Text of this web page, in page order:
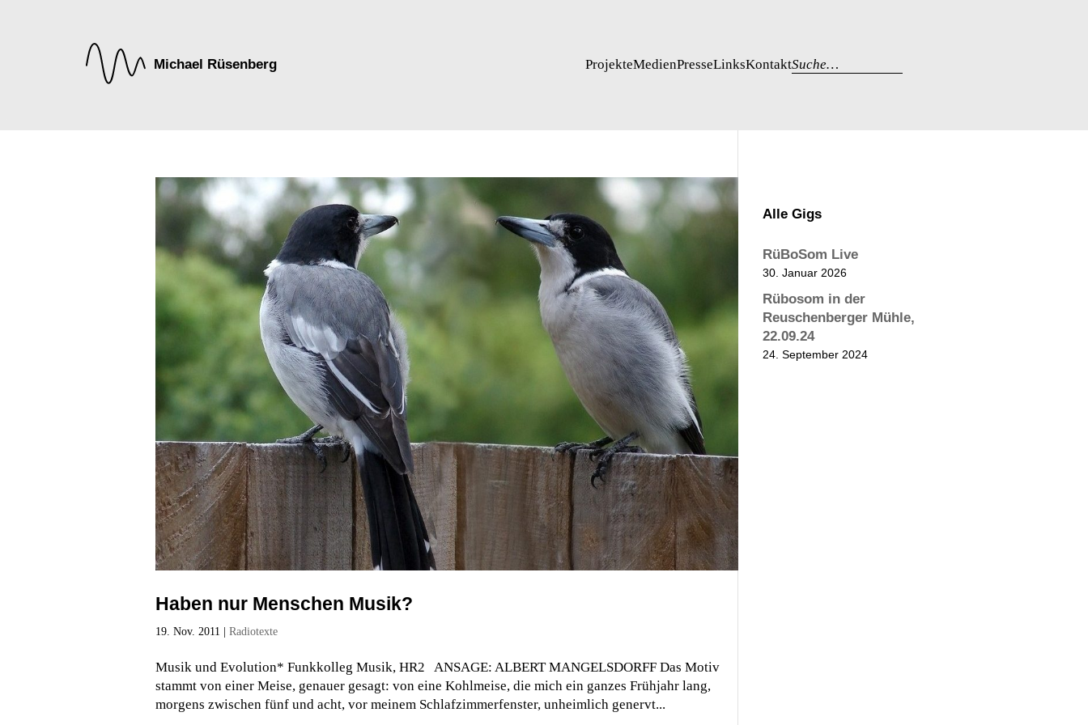
ProjekteMedienPresseLinksKontaktSuche…
Haben nur Menschen Musik?
19. Nov. 2011 Radiotexte
Musik und Evolution* Funkkolleg Musik, HR2 ANSAGE: ALBERT MANGELSDORFF Das Motiv
stammt von einer Meise, genauer gesagt: von eine Kohlmeise, die mich ein ganzes Frühjahr lang,
morgens zwischen fünf und acht, vor meinem Schlafzimmerfenster, unheimlich genervt...
Alle Gigs
RüBoSom Live
30. Januar 2026
Rübosom in der
Reuschenberger Mühle,
22.09.24
24. September 2024